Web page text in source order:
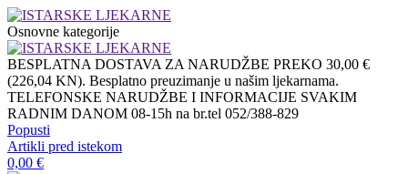
Osnovne kategorije
BESPLATNA DOSTAVA ZA NARUDŽBE PREKO 30,00 €
(226,04 KN). Besplatno preuzimanje u našim ljekarnama.
TELEFONSKE NARUDŽBE I INFORMACIJE SVAKIM
RADNIM DANOM 08-15h na br.tel 052/388-829
Popusti
Artikli pred istekom
0,00 €